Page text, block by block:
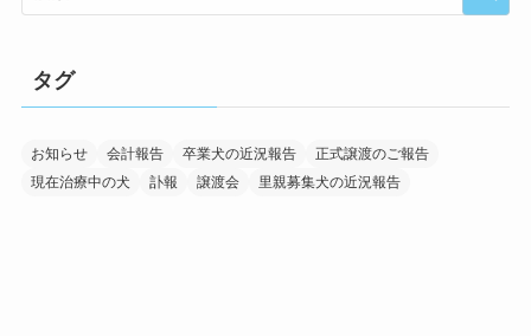
タグ
お知らせ 会計報告 卒業犬の近況報告
正式譲渡のご報告
現在治療中の犬
訃報 譲渡会 里親募集犬の近況報告